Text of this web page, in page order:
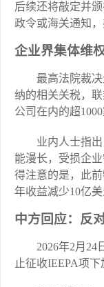
后续还将敲定并
政令或海关通知
企业界集体维
最高法院裁
纳的相关关税，
公司在内的超
业内人士指
能漫长，受损企
得注意的是，此
年收益减少10亿美
中方回应：反
2026年2月
止征收IEEPA项